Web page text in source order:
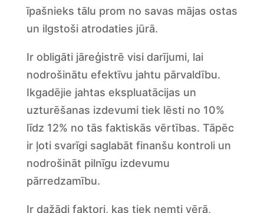
īpašnieks tālu prom no savas mājas ostas
un ilgstoši atrodaties jūrā.
Ir obligāti jāreģistrē visi darījumi, lai
nodrošinātu efektīvu jahtu pārvaldību.
Ikgadējie jahtas ekspluatācijas un
uzturēšanas izdevumi tiek lēsti no 10%
līdz 12% no tās faktiskās vērtības. Tāpēc
ir ļoti svarīgi saglabāt finanšu kontroli un
nodrošināt pilnīgu izdevumu
pārredzamību.
Ir dažādi faktori, kas tiek ņemti vērā,